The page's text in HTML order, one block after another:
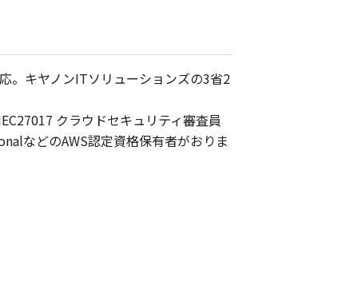
。キヤノンITソリューションズの3省2
クラウドセキュリティ審査員
などのAWS認定資格保有者がおりま